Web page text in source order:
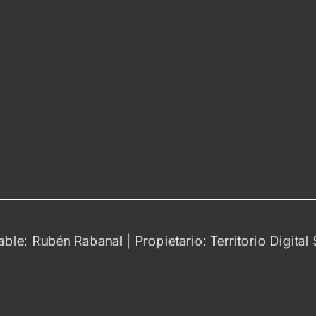
Rubén Rabanal | Propietario: Territorio Digital